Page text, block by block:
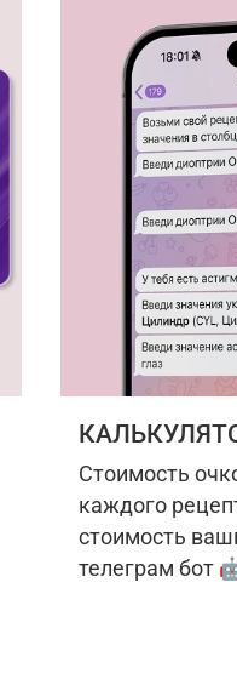
Стоимость
каждого
стоимость
телеграм бот